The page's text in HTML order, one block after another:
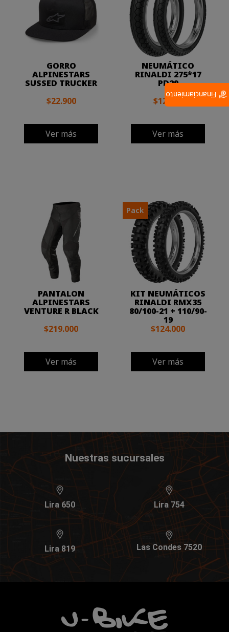
GORRO
ALPINESTARS
SUSSED TRUCKER
$22.900
Ver más
NEUMÁTICO
RINALDI 275*17
PD29
$12.900
Ver más
PANTALON
ALPINESTARS
VENTURE R BLACK
$219.000
Ver más
KIT NEUMÁTICOS
RINALDI RMX35
80/100-21 + 110/90-
19
$124.000
Ver más
Pack
Nuestras sucursales
Lira 650 Lira 754
Lira 819 Las Condes 7520
Financiamiento